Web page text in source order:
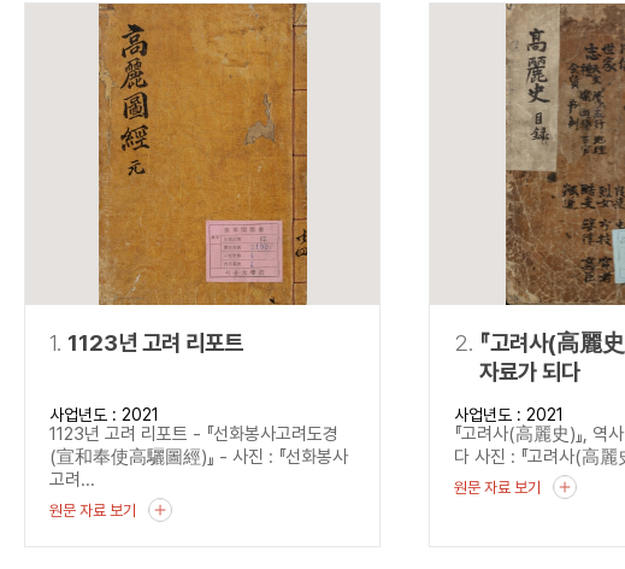
검색 연산자 사용안내
설명
정조 AND 정약용
“정조”와 “정약용”이 동시에
OR 정조 OR 정약용 “정조” 또는 “정약용”이 포함
NOT 정조 NOT 정약용
“정조”가 나온 후 “정약용”이
1. 1123년 고려 리포트
사업년도 : 2021
1123년 고려 리포트 - 『선화봉사고려도경
(宣和奉使高驪圖經)』 - 사진 : 『선화봉사
고려...
원문 자료 보기
2. 『고려사(高麗史)』, 역사
자료가 되다
사업년도 : 2021
『고려사(高麗史)』, 역
다 사진 : 『고려사(高
원문 자료 보기